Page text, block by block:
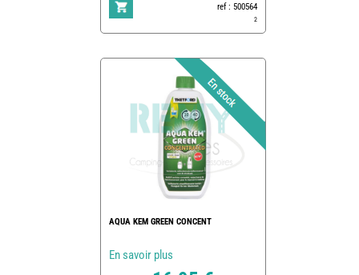
ref : 500564
2
AQUA KEM GREEN CONCENT
En savoir plus